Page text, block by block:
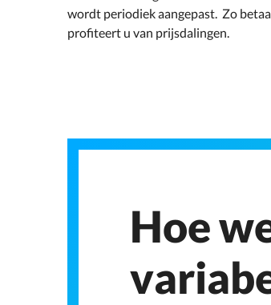
wordt periodiek aangepast. Zo
profiteert u van prijsdalingen.
Hoe